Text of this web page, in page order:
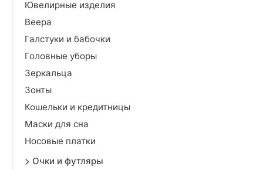
Ювелирные изделия
Веера
Галстуки и бабочки
Головные уборы
Зеркальца
Зонты
Кошельки и кредитницы
Маски для сна
Носовые платки
Очки и футляры